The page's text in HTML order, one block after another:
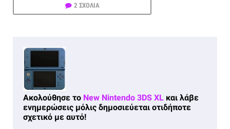
2 ΣΧΟΛΙΑ
Ακολούθησε το New Nintendo 3DS XL και λάβε
ενημερώσεις μόλις δημοσιεύεται οτιδήποτε
σχετικό με αυτό!